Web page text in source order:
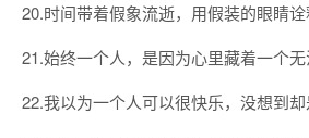
20.时间带着假象流逝，用假装的眼睛诠
21.始终一个人，是因为心里藏着一个无
22.我以为一个人可以很快乐，没想到却